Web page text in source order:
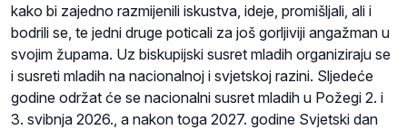
kako bi zajedno razmijenili iskustva, ideje, promišljali, ali i
bodrili se, te jedni druge poticali za još gorljiviji angažman u
svojim župama. Uz biskupijski susret mladih organiziraju se
i susreti mladih na nacionalnoj i svjetskoj razini. Sljedeće
godine održat će se nacionalni susret mladih u Požegi 2. i
3. svibnja 2026., a nakon toga 2027. godine Svjetski dan